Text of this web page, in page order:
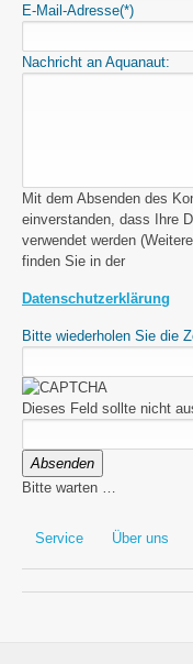
E-Mail-Adresse(*)
Nachricht an Aquanaut:
Mit dem Absenden des
einverstanden, dass Ihre
verwendet werden
finden Sie in der
Datenschutzerklärung
Bitte wiederholen Sie die
Dieses Feld sollte nicht
Absenden
Bitte warten …
Service Über uns